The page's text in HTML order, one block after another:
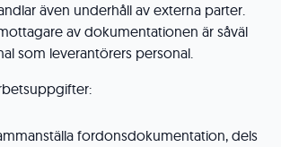
även underhåll av externa parter.
av dokumentationen är såväl
som leverantörers personal.
fordonsdokumentation, dels